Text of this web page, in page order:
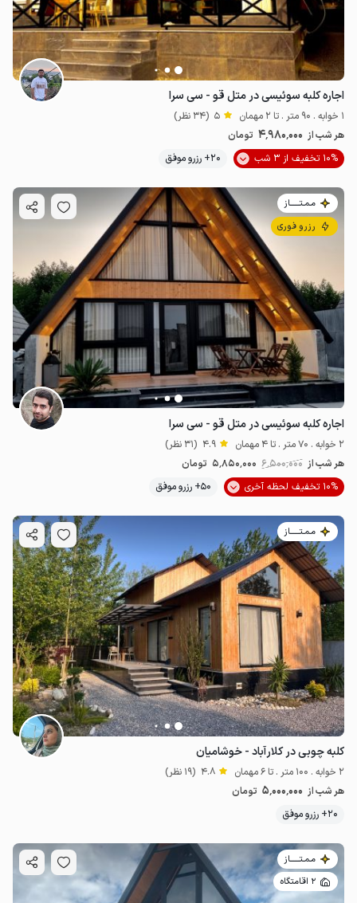
اجاره کلبه سوئیسی در متل قو - سی سرا
1 خوابه . 90 متر . تا 2 مهمان 5 (34 نظر)
هر شب از 4٬980٬000 تومان
10% تخفیف از 3 شب
20+ رزرو موفق
مـمـتــــــاز
رزرو فوری
اجاره کلبه سوئیسی در متل قو - سی سرا
2 خوابه . 70 متر . تا 4 مهمان 4.9 (31 نظر)
هر شب از 6٬500٬000 5٬850٬000 تومان
10% تخفیف لحظه آخری
50+ رزرو موفق
مـمـتــــــاز
کلبه چوبی در کلارآباد - خوشامیان
2 خوابه . 100 متر . تا 6 مهمان 4.8 (19 نظر)
هر شب از 5٬000٬000 تومان
20+ رزرو موفق
مـمـتــــــاز
2 اقامتگاه